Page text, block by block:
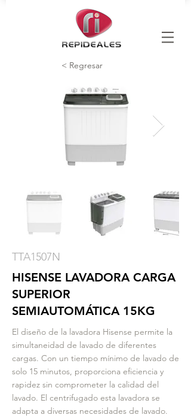
< Regresar
TTA1507N
HISENSE LAVADORA CARGA
SUPERIOR
SEMIAUTOMÁTICA 15KG
El diseño de la lavadora Hisense permite la
simultaneidad de lavado de diferentes
cargas. Con un tiempo mínimo de lavado de
solo 15 minutos, proporciona eficiencia y
rapidez sin comprometer la calidad del
lavado. El centrifugado esta lavadora se
adapta a diversas necesidades de lavado.